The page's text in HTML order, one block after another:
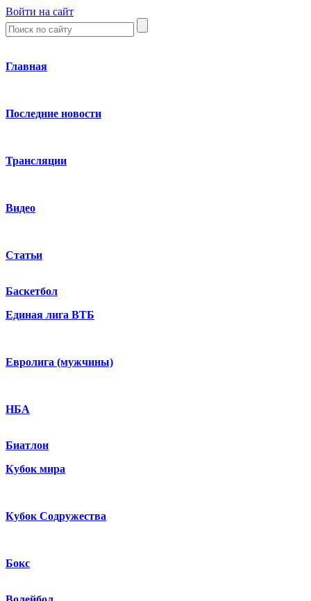
Войти на сайт
Главная
Последние новости
Трансляции
Видео
Статьи
Баскетбол
Единая лига ВТБ
Евролига (мужчины)
НБА
Биатлон
Кубок мира
Кубок Содружества
Бокс